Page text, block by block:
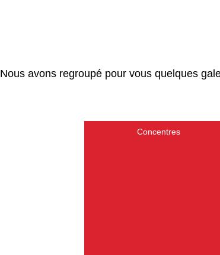
Nous avons regroupé pour vous quelques
Concentres